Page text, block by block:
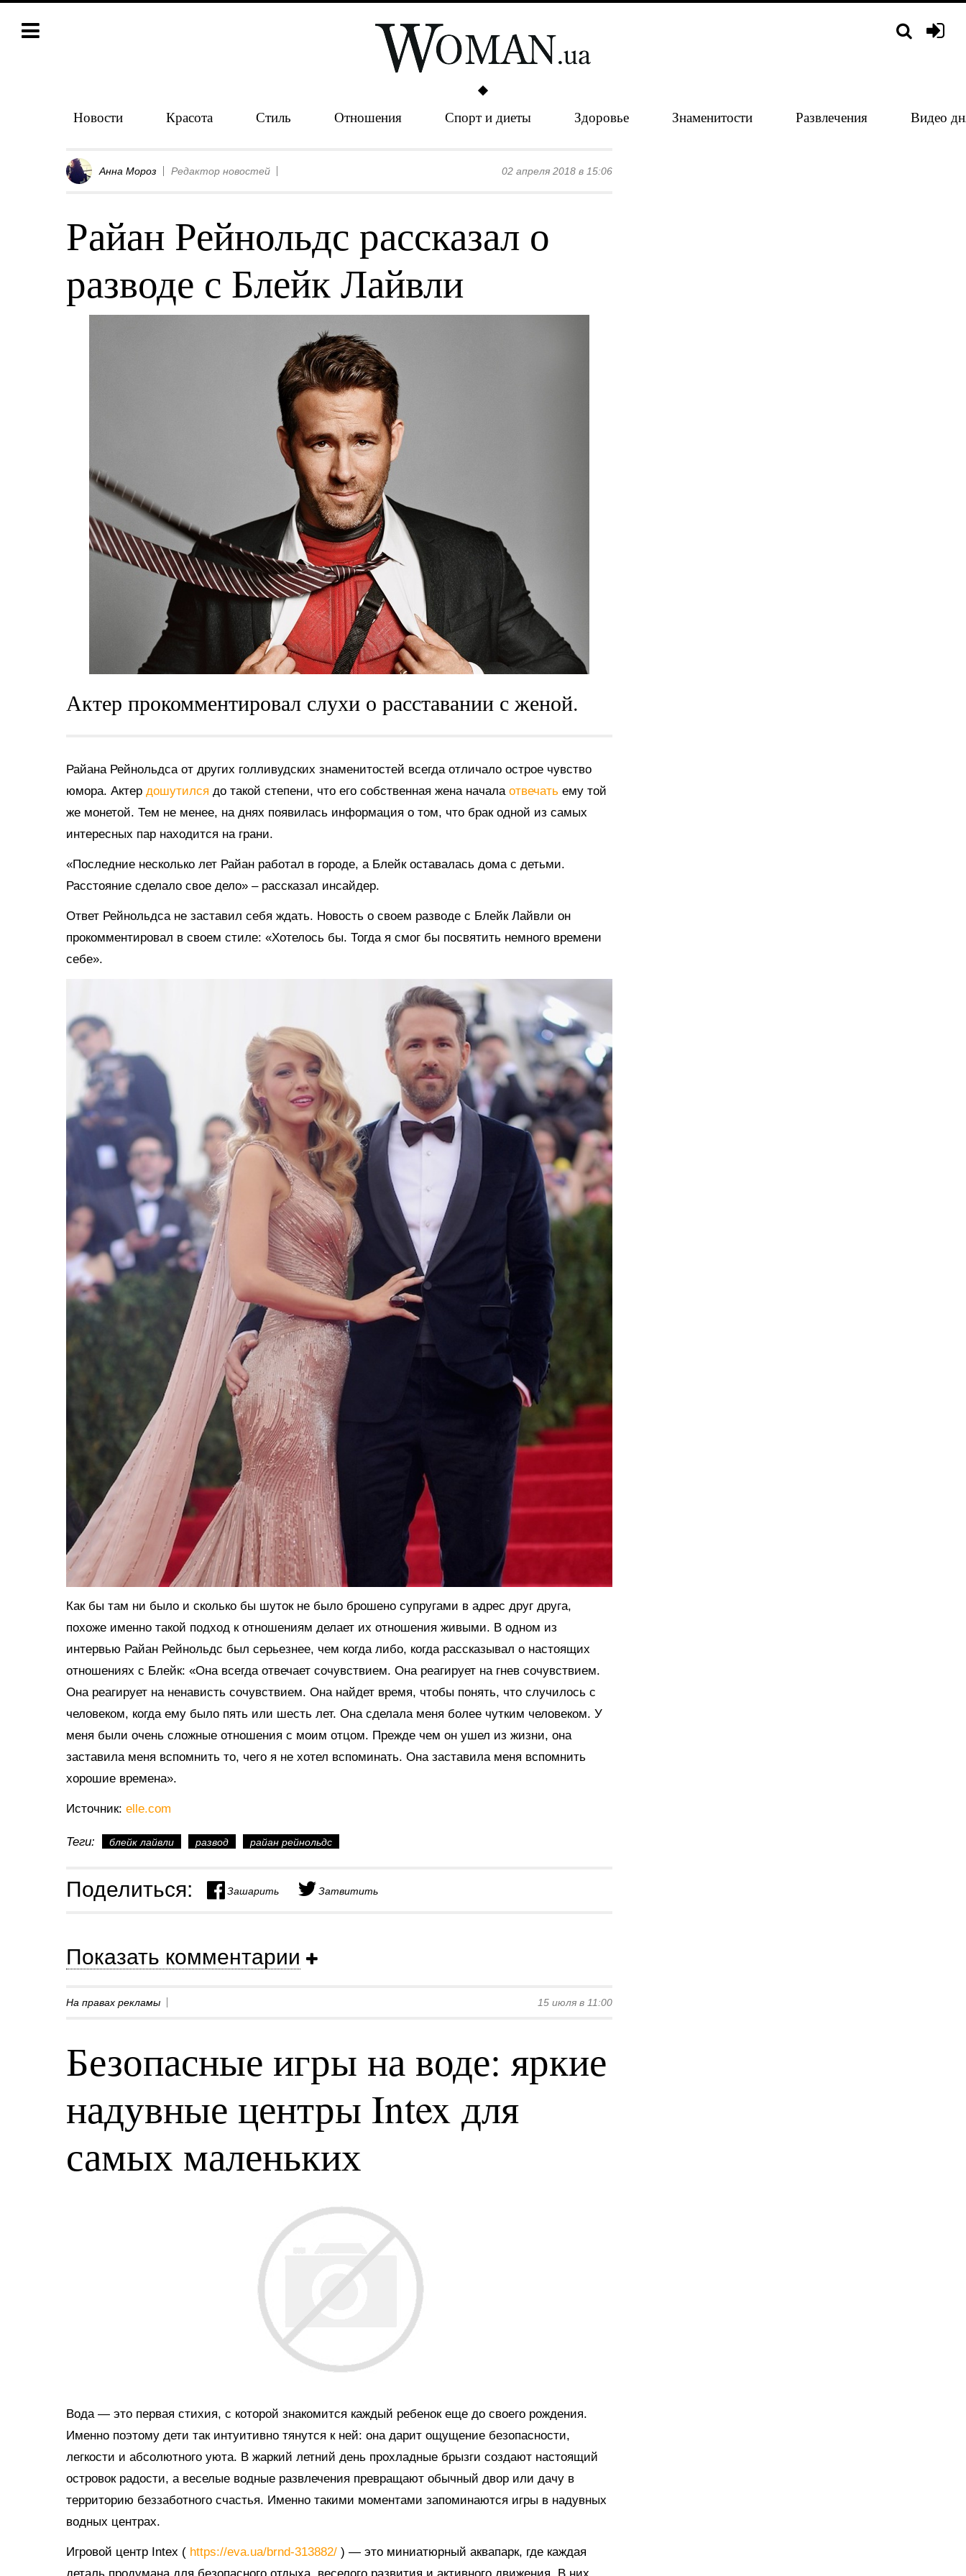
Новости Красота Стиль Отношения Спорт и диеты Здоровье Знаменитости Развлечения Видео
Анна Мороз Редактор новостей 02 апреля 2018 в 15:06
Райан Рейнольдс рассказал о
разводе с Блейк Лайвли
Актер прокомментировал слухи о расставании с женой.
Райана Рейнольдса от других голливудских знаменитостей всегда отличало острое чувство
юмора. Актер дошутился до такой степени, что его собственная жена начала отвечать ему той
же монетой. Тем не менее, на днях появилась информация о том, что брак одной из самых
интересных пар находится на грани.
«Последние несколько лет Райан работал в городе, а Блейк оставалась дома с детьми.
Расстояние сделало свое дело» – рассказал инсайдер.
Ответ Рейнольдса не заставил себя ждать. Новость о своем разводе с Блейк Лайвли он
прокомментировал в своем стиле: «Хотелось бы. Тогда я смог бы посвятить немного времени
себе».
Как бы там ни было и сколько бы шуток не было брошено супругами в адрес друг друга,
похоже именно такой подход к отношениям делает их отношения живыми. В одном из
интервью Райан Рейнольдс был серьезнее, чем когда либо, когда рассказывал о настоящих
отношениях с Блейк: «Она всегда отвечает сочувствием. Она реагирует на гнев сочувствием.
Она реагирует на ненависть сочувствием. Она найдет время, чтобы понять, что случилось с
человеком, когда ему было пять или шесть лет. Она сделала меня более чутким человеком. У
меня были очень сложные отношения с моим отцом. Прежде чем он ушел из жизни, она
заставила меня вспомнить то, чего я не хотел вспоминать. Она заставила меня вспомнить
хорошие времена».
Источник: elle.com
Теги: блейк лайвли развод райан рейнольдс
Поделиться: Зашарить Затвитить
Показать комментарии
На правах рекламы 15 июля в 11:00
Безопасные игры на воде: яркие
надувные центры Intex для
самых маленьких
Вода — это первая стихия, с которой знакомится каждый ребенок еще до своего рождения.
Именно поэтому дети так интуитивно тянутся к ней: она дарит ощущение безопасности,
легкости и абсолютного уюта. В жаркий летний день прохладные брызги создают настоящий
островок радости, а веселые водные развлечения превращают обычный двор или дачу в
территорию беззаботного счастья. Именно такими моментами запоминаются игры в надувных
водных центрах.
Игровой центр Intex ( https://eva.ua/brnd-313882/ ) — это миниатюрный аквапарк, где каждая